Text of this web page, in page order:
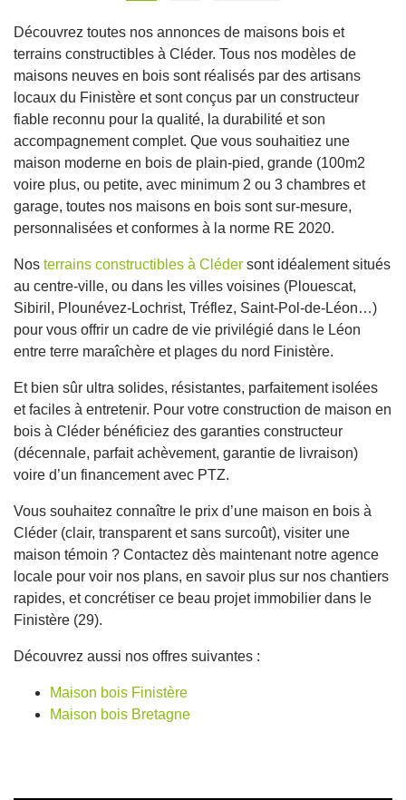
Découvrez toutes nos annonces de maisons bois et
terrains constructibles à Cléder. Tous nos modèles de
maisons neuves en bois sont réalisés par des artisans
locaux du Finistère et sont conçus par un constructeur
fiable reconnu pour la qualité, la durabilité et son
accompagnement complet. Que vous souhaitiez une
maison moderne en bois de plain-pied, grande (100m2
voire plus, ou petite, avec minimum 2 ou 3 chambres et
garage, toutes nos maisons en bois sont sur-mesure,
personnalisées et conformes à la norme RE 2020.
Nos terrains constructibles à Cléder sont idéalement situés
au centre-ville, ou dans les villes voisines (Plouescat,
Sibiril, Plounévez-Lochrist, Tréflez, Saint-Pol-de-Léon…)
pour vous offrir un cadre de vie privilégié dans le Léon
entre terre maraîchère et plages du nord Finistère.
Et bien sûr ultra solides, résistantes, parfaitement isolées
et faciles à entretenir. Pour votre construction de maison en
bois à Cléder bénéficiez des garanties constructeur
(décennale, parfait achèvement, garantie de livraison)
voire d’un financement avec PTZ.
Vous souhaitez connaître le prix d’une maison en bois à
Cléder (clair, transparent et sans surcoût), visiter une
maison témoin ? Contactez dès maintenant notre agence
locale pour voir nos plans, en savoir plus sur nos chantiers
rapides, et concrétiser ce beau projet immobilier dans le
Finistère (29).
Découvrez aussi nos offres suivantes :
Maison bois Finistère
Maison bois Bretagne